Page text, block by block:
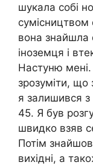
шукала собі
вона знайшла
іноземця і
Настуню
зрозуміти, що
я залишився
45. Я був
швидко взяв
Потім
вихідні, а